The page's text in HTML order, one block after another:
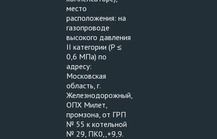
место
расположения: на
газопроводе
высокого давления
II категории (Р ≤
0,6 МПа) по
адресу:
Московская
область, г.
Железнодорожный,
ОПХ Милет,
промзона, от ГРП
№ 55 к котельной
№ 29, ПК0,,+9,9.